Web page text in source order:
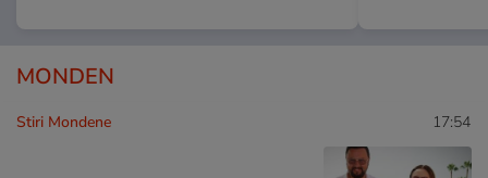
MONDEN
Stiri Mondene 17:54